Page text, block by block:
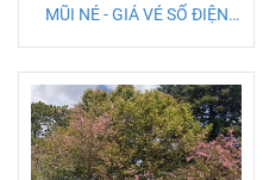
MŨI NÉ - GIÁ VÉ SỐ ĐIỆN